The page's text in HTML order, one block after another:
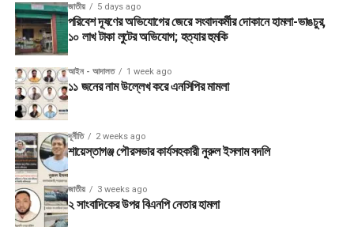
জাতীয় 5 days ago
পরিবেশ দূষণের অভিযোগের জেরে সংবাদকর্মীর দোকানে হামলা-ভাঙচুর,
১০ লাখ টাকা লুটের অভিযোগ; হত্যার হুমকি
আইন - আদালত 1 week ago
১১ জনের নাম উল্লেখ করে এনসিপির মামলা
দূর্নীতি 2 weeks ago
শায়েস্তাগঞ্জ পৌরসভার কার্যসহকারী নুরুল ইসলাম বদলি
জাতীয় 3 weeks ago
২ সাংবাদিকের উপর বিএনপি নেতার হামলা